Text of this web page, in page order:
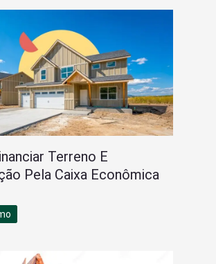
Terreno E
Pela Caixa Econômica